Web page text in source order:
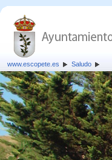
www.escopete.es Saludo